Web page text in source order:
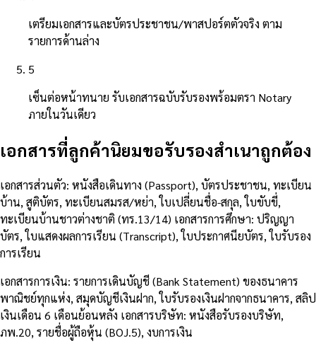
เตรียมเอกสารและบัตรประชาชน/พาสปอร์ตตัวจริง ตาม
รายการด้านล่าง
5
เซ็นต่อหน้าทนาย รับเอกสารฉบับรับรองพร้อมตรา Notary
ภายในวันเดียว
เอกสารที่ลูกค้านิยมขอรับรองสำเนาถูกต้อง
เอกสารส่วนตัว: หนังสือเดินทาง (Passport), บัตรประชาชน, ทะเบียน
บ้าน, สูติบัตร, ทะเบียนสมรส/หย่า, ใบเปลี่ยนชื่อ-สกุล, ใบขับขี่,
ทะเบียนบ้านชาวต่างชาติ (ทร.13/14) เอกสารการศึกษา: ปริญญา
บัตร, ใบแสดงผลการเรียน (Transcript), ใบประกาศนียบัตร, ใบรับรอง
การเรียน
เอกสารการเงิน: รายการเดินบัญชี (Bank Statement) ของธนาคาร
พาณิชย์ทุกแห่ง, สมุดบัญชีเงินฝาก, ใบรับรองเงินฝากจากธนาคาร, สลิป
เงินเดือน 6 เดือนย้อนหลัง เอกสารบริษัท: หนังสือรับรองบริษัท,
ภพ.20, รายชื่อผู้ถือหุ้น (BOJ.5), งบการเงิน